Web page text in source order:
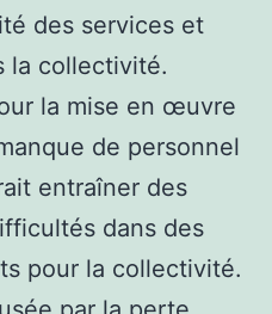
des services et
la collectivité.
la mise en œuvre
de personnel
entraîner des
dans des
pour la collectivité.